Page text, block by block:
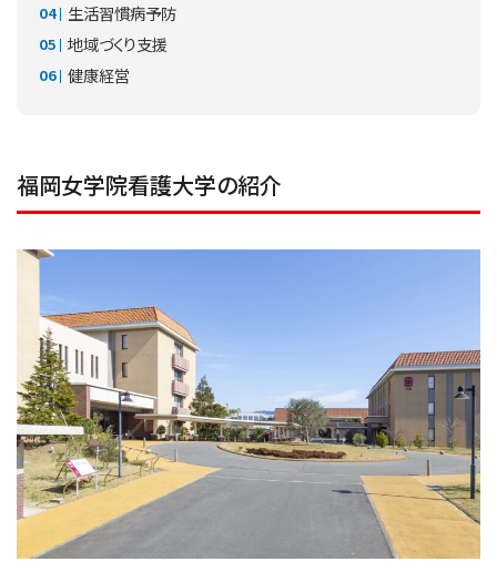
生活習慣病予防
地域づくり支援
健康経営
福岡女学院看護大学の紹介